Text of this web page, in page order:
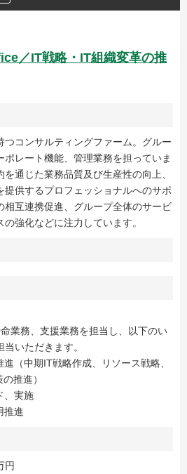
／IT戦略・IT組織変革の推
つコンサルティングファーム。グルー
レート機能、管理業務を担っていま
通じた業務品質及び生産性の向上、
提供するプロフェッショナルへのサポ
相互連携促進、グループ全体のサービ
強化などに注力しています。
業務、支援業務を担当し、以下のい
いただきます。
（中期IT戦略作成、リソース戦略、
推進）
、実施
推進
円